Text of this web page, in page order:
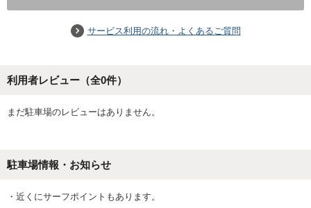
サービス利用の流れ・よくあるご質問
利用者レビュー（全0件）
まだ駐車場のレビューはありません。
駐車場情報・お知らせ
・近くにサーフポイントもあります。